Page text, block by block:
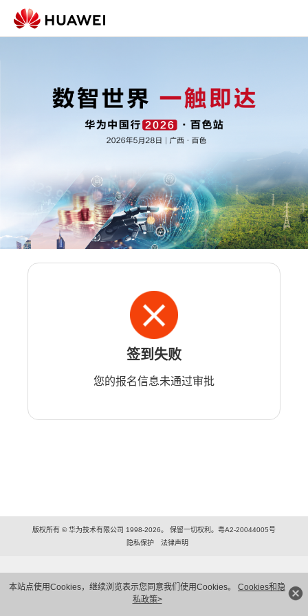
本站点使用Cookies，继续浏览表示您同意我们使用Cookies。 Cookies和隐
私政策>
签到失败
您的报名信息未通过审批
版权所有 © 华为技术有限公司 1998-2026。 保留一切权利。粤A2-20044005号
隐私保护
法律声明